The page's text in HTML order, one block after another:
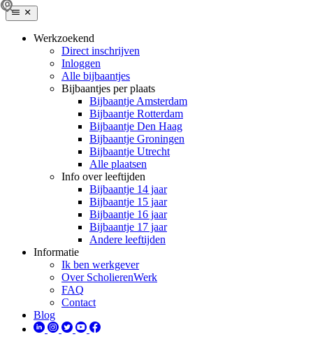
Werkzoekend
Direct inschrijven
Inloggen
Alle bijbaantjes
Bijbaantjes per plaats
Bijbaantje Amsterdam
Bijbaantje Rotterdam
Bijbaantje Den Haag
Bijbaantje Groningen
Bijbaantje Utrecht
Alle plaatsen
Info over leeftijden
Bijbaantje 14 jaar
Bijbaantje 15 jaar
Bijbaantje 16 jaar
Bijbaantje 17 jaar
Andere leeftijden
Informatie
Ik ben werkgever
Over ScholierenWerk
FAQ
Contact
Blog